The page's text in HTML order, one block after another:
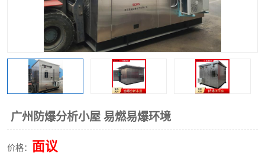
广州防爆分析小屋 易燃易爆环境
价格： 面议